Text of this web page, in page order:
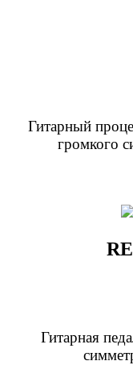
Гитарный
громкого
Гитарная